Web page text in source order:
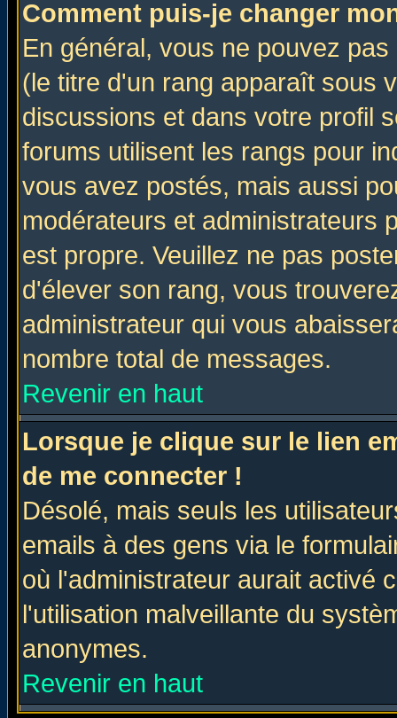
Comment puis-je changer
En général, vous ne pouvez
(le titre d'un rang apparaît sous
discussions et dans votre profil
forums utilisent les rangs pour
vous avez postés, mais aussi
modérateurs et administrateurs
est propre. Veuillez ne pas
d'élever son rang, vous
administrateur qui vous
nombre total de messages.
Revenir en haut
Lorsque je clique sur le lien
de me connecter !
Désolé, mais seuls les
emails à des gens via le
où l'administrateur aurait activé
l'utilisation malveillante du
anonymes.
Revenir en haut